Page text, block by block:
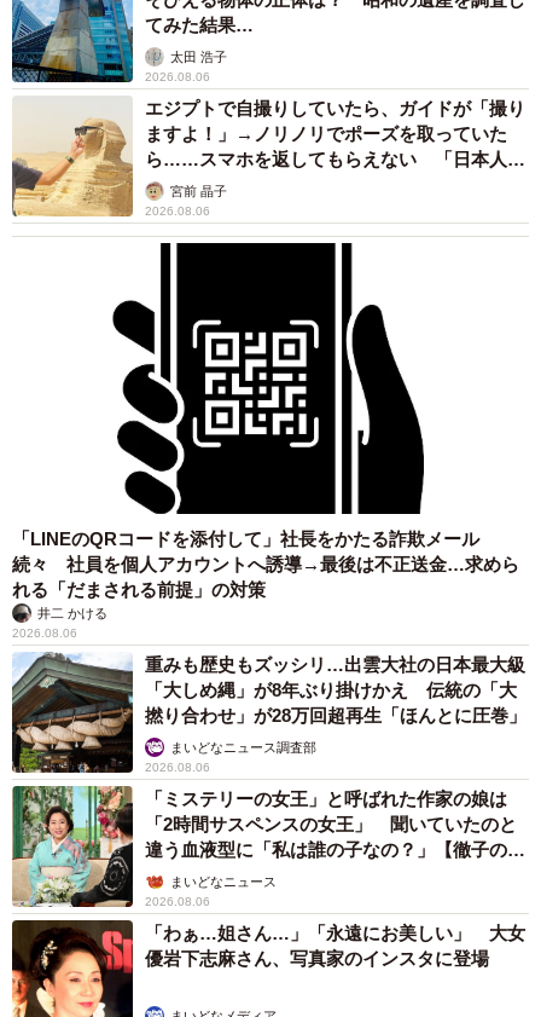
ちいちゃんのお気に入りのトンネル（画像提供：ちーちゃん-Mari-うるち
ゃんさん／Instagram）
日々がちいちゃん中心に回るようになり、外出をためらう
ほど一緒に過ごす時間が愛おしくなったといいます。
「お留守番の日には『今何してるかな？ 泣いてないか
になり、生活はすっかり『ちいファースト』です」
その愛情は、家のつくりにまで表れていきました。リビン
グ横の和室は、いつの間にか「ちい専用の猫部屋」へと変
身し、夫もおもちゃやおやつを欠かさず買って帰るよう
「外へ行かなくても幸せな気持ちになり、毎日ちいに癒さ
れています。本当に感謝の気持ちでいっぱいです」
どうか長生きしてほしいーーちいちゃんへ寄せる
願い
てみた結果…
太田 浩子
2026.08.06
エジプトで自撮りしていたら、ガイドが「撮り
ますよ！」→ノリノリでポーズを取っていた
ら……スマホを返してもらえない 「日本人は
カモ代表かも」「私は6時間で3万円払った」
宮前 晶子
2026.08.06
「LINEのQRコードを添付して」社長をかたる詐欺メール
続々 社員を個人アカウントへ誘導→最後は不正送金…求めら
れる「だまされる前提」の対策
井二 かける
2026.08.06
重みも歴史もズッシリ…出雲大社の日本最大級
「大しめ縄」が8年ぶり掛けかえ 伝統の「大
撚り合わせ」が28万回超再生「ほんとに圧巻」
まいどなニュース調査部
2026.08.06
「ミステリーの女王」と呼ばれた作家の娘は
「2時間サスペンスの女王」 聞いていたのと
違う血液型に「私は誰の子なの？」【徹子の部
屋】まいどなニュース
2026.08.06
「わぁ…姐さん…」「永遠にお美しい」 大女
優岩下志麻さん、写真家のインスタに登場